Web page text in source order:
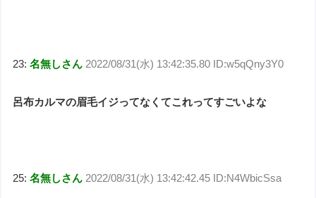
23:名無しさん 2022/08/31(水) 13:42:35.80 ID:w5qQny3Y0
呂布カルマの眉毛イジってなくてこれってすごいよな
25:名無しさん 2022/08/31(水) 13:42:42.45 ID:N4WbicSsa